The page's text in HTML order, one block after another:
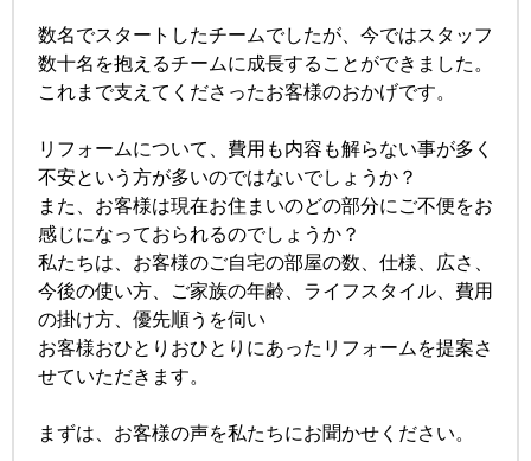
数名でスタートしたチームでしたが、今ではスタッフ
数十名を抱えるチームに成長することができました。
これまで支えてくださったお客様のおかげです。
リフォームについて、費用も内容も解らない事が多く
不安という方が多いのではないでしょうか？
また、お客様は現在お住まいのどの部分にご不便をお
感じになっておられるのでしょうか？
私たちは、お客様のご自宅の部屋の数、仕様、広さ、
今後の使い方、ご家族の年齢、ライフスタイル、費用
の掛け方、優先順うを伺い
お客様おひとりおひとりにあったリフォームを提案さ
せていただきます。
まずは、お客様の声を私たちにお聞かせください。